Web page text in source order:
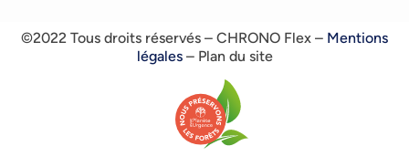
©2022 Tous droits réservés – CHRONO Flex – Mentions
légales– Plan du site